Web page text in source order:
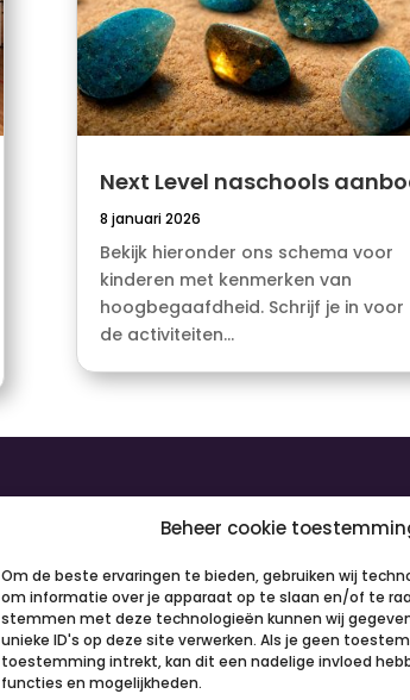
Beheer cookie
Om de beste ervaringen te bieden, gebruiken wij
om informatie over je apparaat op te slaan en/of te
stemmen met deze technologieën kunnen wij
unieke ID's op deze site verwerken. Als je geen
toestemming intrekt, kan dit een nadelige invloed
functies en mogelijkheden.
Next Level naschools
8 januari 2026
Bekijk hieronder ons schema voor
kinderen met kenmerken van
hoogbegaafdheid. Schrijf je in voor
de activiteiten...
Volg ons